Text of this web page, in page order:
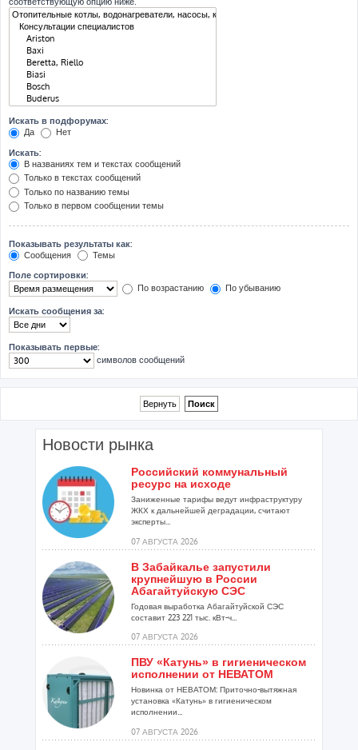
Искать в подфорумах:
Да
Нет
Искать:
В названиях тем и текстах сообщений
Только в текстах сообщений
Только по названию темы
Только в первом сообщении темы
Показывать результаты как:
Сообщения
Темы
Поле сортировки:
По возрастанию
По убыванию
Искать сообщения за:
Показывать первые:
символов сообщений
Новости рынка
Российский коммунальный
ресурс на исходе
Заниженные тарифы ведут инфраструктуру
ЖКХ к дальнейшей деградации, считают
эксперты...
07 АВГУСТА 2026
В Забайкалье запустили
крупнейшую в России
Абагайтуйскую СЭС
Годовая выработка Абагайтуйской СЭС
составит 223 221 тыс. кВт-ч...
07 АВГУСТА 2026
ПВУ «Катунь» в гигиеническом
исполнении от НЕВАТОМ
Новинка от НЕВАТОМ: Приточно-вытяжная
установка «Катунь» в гигиеническом
исполнении...
07 АВГУСТА 2026